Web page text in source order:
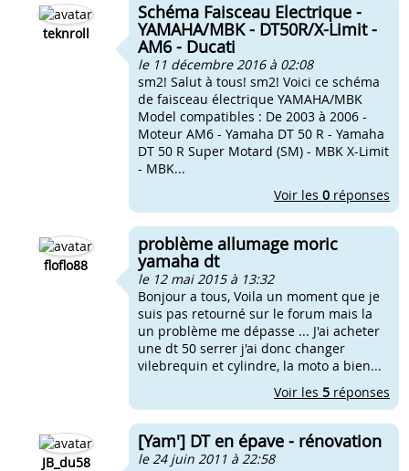
teknroll
Schéma Faisceau Electrique -
YAMAHA/MBK - DT50R/X-Limit -
AM6 - Ducati
le 11 décembre 2016 à 02:08
sm2! Salut à tous! sm2! Voici ce schéma
de faisceau électrique YAMAHA/MBK
Model compatibles : De 2003 à 2006 -
Moteur AM6 - Yamaha DT 50 R - Yamaha
DT 50 R Super Motard (SM) - MBK X-Limit
- MBK...
Voir les 0 réponses
floflo88
problème allumage moric
yamaha dt
le 12 mai 2015 à 13:32
Bonjour a tous, Voila un moment que je
suis pas retourné sur le forum mais la
un problème me dépasse ... J'ai acheter
une dt 50 serrer j'ai donc changer
vilebrequin et cylindre, la moto a bien...
Voir les 5 réponses
JB_du58
[Yam'] DT en épave - rénovation
le 24 juin 2011 à 22:58